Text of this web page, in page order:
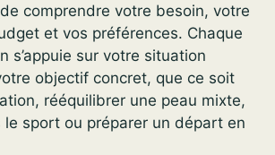
comprendre votre besoin, votre
et vos préférences. Chaque
s’appuie sur votre situation
objectif concret, que ce soit
rééquilibrer une peau mixte,
le sport ou préparer un départ en